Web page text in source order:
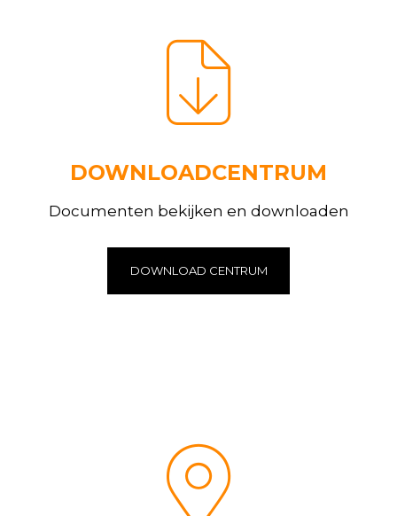
DOWNLOADCENTRUM
Documenten bekijken en downloaden
DOWNLOAD CENTRUM